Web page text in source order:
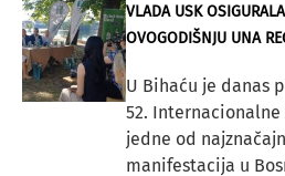
VLADA USK
OVOGODIŠNJU UNA
U Bihaću je danas
52.
jedne od
manifestacija u